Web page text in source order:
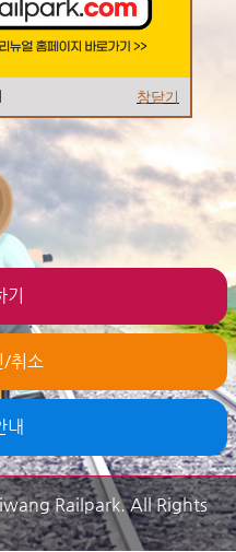
창닫기
/취소
내
Railpark. All Rights